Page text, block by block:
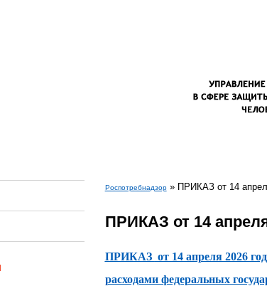
Роспотребнадзор » ПРИКАЗ от 14
ПРИКАЗ от 14
ПРИКАЗ от 14 апреля 2026
расходами федеральных